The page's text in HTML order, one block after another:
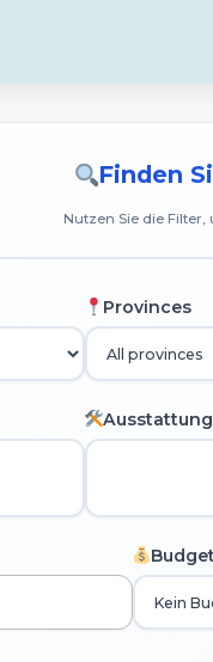
Finden
Nutzen Sie die
Provinces